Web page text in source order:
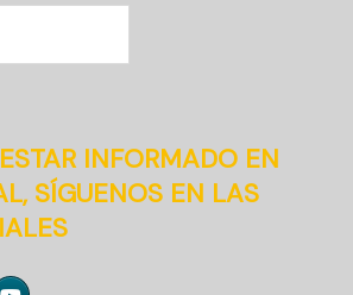
INFORMADO EN
SÍGUENOS EN LAS